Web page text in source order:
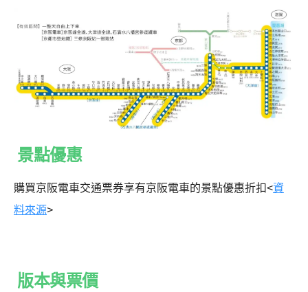
景點優惠
購買京阪電車交通票券享有京阪電車的景點優惠折扣<資
料來源>
版本與票價